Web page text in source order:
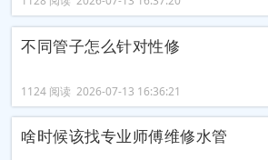
不同管子怎么针对性修
1124 阅读 2026-07-13 16:36:21
啥时候该找专业师傅维修水管